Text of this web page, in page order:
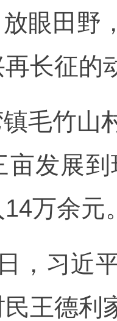
眼田野
长征的
毛竹山
亩发展
万余元
，习近
王德利